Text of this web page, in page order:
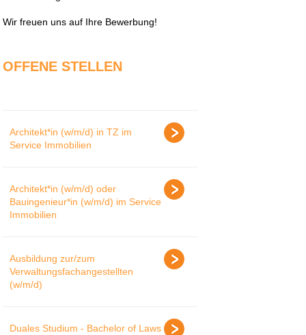
Wir freuen uns auf Ihre Bewerbung!
OFFENE STELLEN
Architekt*in (w/m/d) in TZ im
Service Immobilien
Architekt*in (w/m/d) oder
Bauingenieur*in (w/m/d) im Service
Immobilien
Ausbildung zur/zum
Verwaltungsfachangestellten
(w/m/d)
Duales Studium - Bachelor of Laws